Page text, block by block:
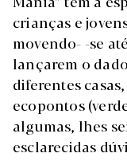
crianças e
movendo- -se
lançarem o
diferentes
ecopontos
algumas, lhes
esclarecidas